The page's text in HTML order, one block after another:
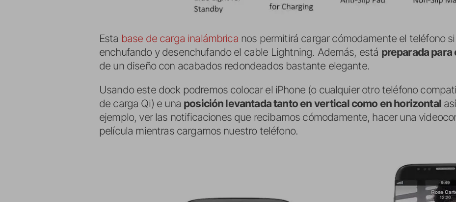
Esta base de carga inalámbrica nos permitirá cargar cómodamente el teléfono
enchufando y desenchufando el cable Lightning. Además, está preparada para
de un diseño con acabados redondeados bastante elegante.
Usando este dock podremos colocar el iPhone (o cualquier otro teléfono
de carga Qi) e una posición levantada tanto en vertical como en horizontal
ejemplo, ver las notificaciones que recibamos cómodamente, hacer una
película mientras cargamos nuestro teléfono.